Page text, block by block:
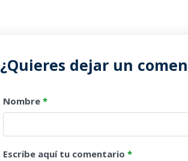
¿Quieres dejar un
Nombre *
Escribe aquí tu comentario *